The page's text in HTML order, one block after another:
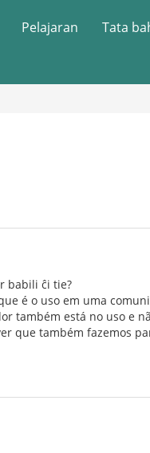
Pelajaran Tata
babili ĉi tie?
é o uso em uma
também está no uso e
que também fazemos